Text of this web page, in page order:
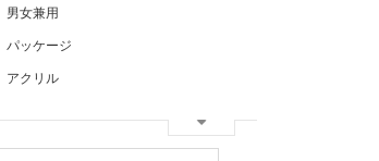
男女兼用
パッケージ
アクリル